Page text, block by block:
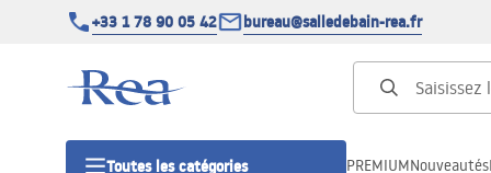
+33 1 78 90 05 42 bureau@salledebain-rea.fr
Toutes les catégories PREMIUMNouveautés